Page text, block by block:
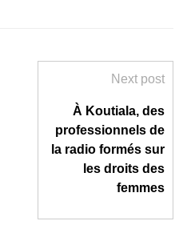
Next post
À Koutiala, des
professionnels de
la radio formés sur
les droits des
femmes